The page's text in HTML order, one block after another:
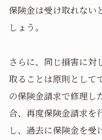
保険金は受け取れない
しょう。
さらに、同じ損害に対
取ることは原則として
の保険金請求で修理し
合、再度保険金請求を
し、過去に保険金を受